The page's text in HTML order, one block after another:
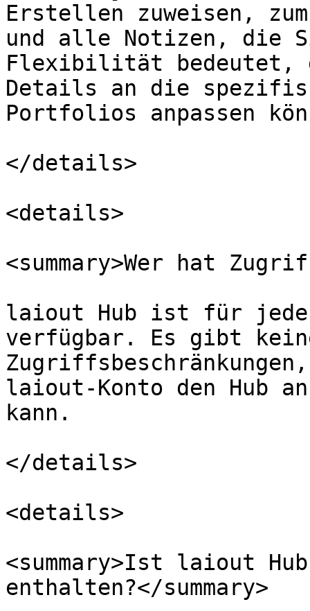
Erstellen zuweisen,
und alle Notizen, die
Flexibilität bedeutet,
Details an die
Portfolios anpassen
</details>
<details>
<summary>Wer hat
laiout Hub ist für
verfügbar. Es gibt
laiout-Konto den Hub
kann.
</details>
<details>
<summary>Ist laiout
enthalten?</summary>